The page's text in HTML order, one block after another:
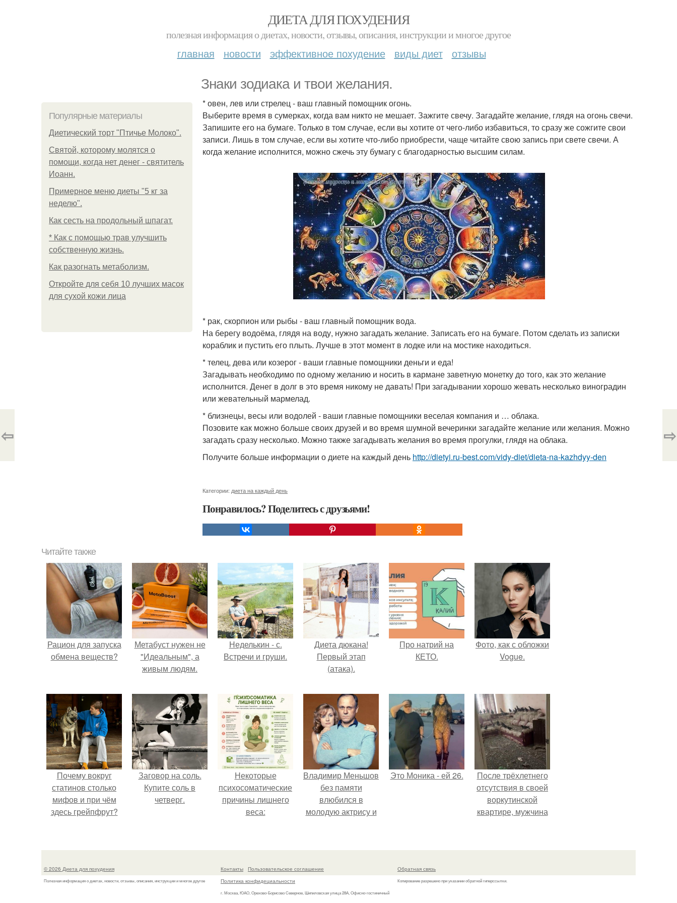
ДИЕТА ДЛЯ ПОХУДЕНИЯ
полезная информация о диетах, новости, отзывы, описания, инструкции и многое другое
главная новости эффективное похудение виды диет отзывы
Знаки зодиака и твои желания.
Популярные материалы
Диетический торт "Птичье Молоко".
Святой, которому молятся о
помощи, когда нет денег - святитель
Иоанн.
Примерное меню диеты "5 кг за
неделю".
Как сесть на продольный шпагат.
* Как с помощью трав улучшить
собственную жизнь.
Как разогнать метаболизм.
Откройте для себя 10 лучших масок
для сухой кожи лица
* овен, лев или стрелец - ваш главный помощник огонь.
Выберите время в сумерках, когда вам никто не мешает. Зажгите свечу. Загадайте желание, глядя на огонь свечи.
Запишите его на бумаге. Только в том случае, если вы хотите от чего-либо избавиться, то сразу же сожгите свои
записи. Лишь в том случае, если вы хотите что-либо приобрести, чаще читайте свою запись при свете свечи. А
когда желание исполнится, можно сжечь эту бумагу с благодарностью высшим силам.
* рак, скорпион или рыбы - ваш главный помощник вода.
На берегу водоёма, глядя на воду, нужно загадать желание. Записать его на бумаге. Потом сделать из записки
кораблик и пустить его плыть. Лучше в этот момент в лодке или на мостике находиться.
* телец, дева или козерог - ваши главные помощники деньги и еда!
Загадывать необходимо по одному желанию и носить в кармане заветную монетку до того, как это желание
исполнится. Денег в долг в это время никому не давать! При загадывании хорошо жевать несколько виноградин
или жевательный мармелад.
* близнецы, весы или водолей - ваши главные помощники веселая компания и … облака.
Позовите как можно больше своих друзей и во время шумной вечеринки загадайте желание или желания. Можно
загадать сразу несколько. Можно также загадывать желания во время прогулки, глядя на облака.
Получите больше информации о диете на каждый день http://dietyi.ru-best.com/vidy-diet/dieta-na-kazhdyy-den
Категории: диета на каждый день
Понравилось? Поделитесь с друзьями!
⇦ ⇨
Читайте также
Рацион для запуска
обмена веществ?
Метабуст нужен не
"Идеальным", а
живым людям.
Неделькин - с.
Встречи и груши.
Диета дюкана!
Первый этап
(атака).
Про натрий на
КЕТО.
Фото, как с обложки
Vogue.
Почему вокруг
статинов столько
мифов и при чём
здесь грейпфрут?
Заговор на соль.
Купите соль в
четверг.
Некоторые
психосоматические
причины лишнего
веса:
Владимир Меньшов
без памяти
влюбился в
молодую актрису и
неё.
Это Моника - ей 26.
После трёхлетнего
отсутствия в своей
воркутинской
квартире, мужчина
жилище стало
© 2026 Диета для похудения
Полезная информация о диетах, новости, отзывы, описания, инструкции и многое другое
Контакты
Пользовательское соглашение
Политика конфидециальности
г. Москва, ЮАО, Орехово-Борисово Северное, Шипиловская улица 28А, Офисно-гостиничный
Обратная связь
Копирование разрешено при указании обратной гиперссылки.